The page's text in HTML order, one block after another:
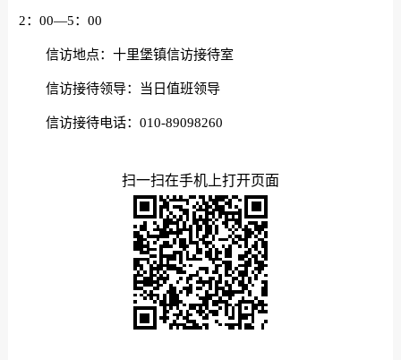
2：00—5：00
信访地点：十里堡镇信访接待室
信访接待领导：当日值班领导
信访接待电话：010-89098260
扫一扫在手机上打开页面